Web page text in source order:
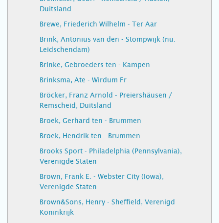
Duitsland
Brewe, Friederich Wilhelm - Ter Aar
Brink, Antonius van den - Stompwijk (nu:
Leidschendam)
Brinke, Gebroeders ten - Kampen
Brinksma, Ate - Wirdum Fr
Bröcker, Franz Arnold - Preiershäusen /
Remscheid, Duitsland
Broek, Gerhard ten - Brummen
Broek, Hendrik ten - Brummen
Brooks Sport - Philadelphia (Pennsylvania),
Verenigde Staten
Brown, Frank E. - Webster City (Iowa),
Verenigde Staten
Brown&Sons, Henry - Sheffield, Verenigd
Koninkrijk